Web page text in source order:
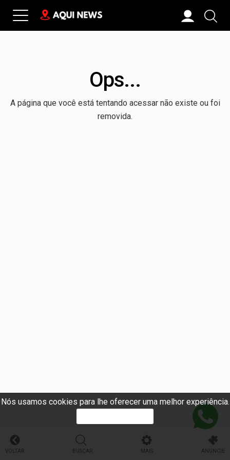
Nós usamos cookies para lhe oferecer uma melhor experiência.
Ops...
A página que você está tentando acessar não existe ou foi
removida.
VOLTAR BUSCAR MAIS ANUNCIE